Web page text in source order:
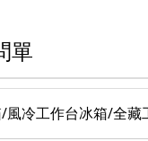
單
冷工作台冰箱/全